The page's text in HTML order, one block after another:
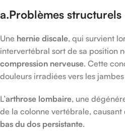
a.Problèmes structurels
Une hernie discale, qui survient
intervertébral sort de sa position
compression nerveuse. Cette
douleurs irradiées vers les
L’arthrose lombaire, une
de la colonne vertébrale,
bas du dos persistante.